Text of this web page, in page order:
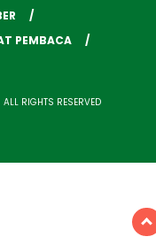
PEMBACA
RIGHTS RESERVED